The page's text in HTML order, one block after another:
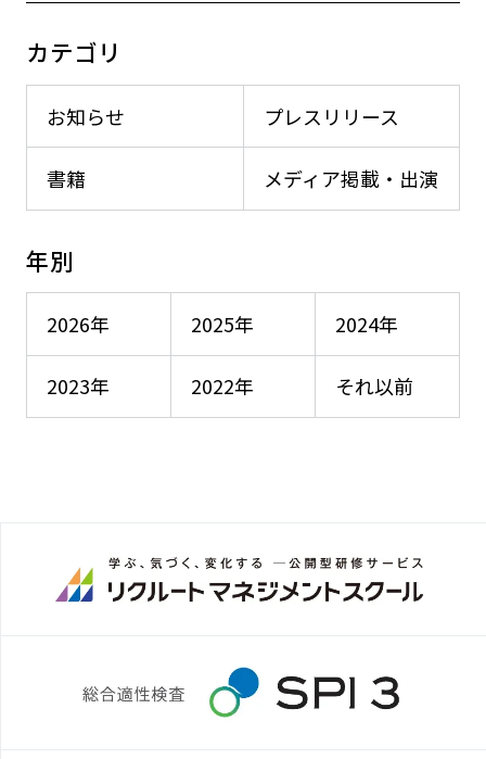
カテゴリ
お知らせ プレスリリース
メディア掲載・出演
書籍
年別
2026年 2025年 2024年
2023年 2022年 それ以前